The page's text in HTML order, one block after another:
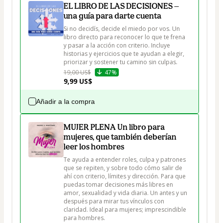
EL LIBRO DE LAS DECISIONES —
una guía para darte cuenta
Si no decidís, decide el miedo por vos. Un
libro directo para reconocer lo que te frena
y pasar a la acción con criterio. Incluye
historias y ejercicios que te ayudan a elegir,
priorizar y sostener tu camino sin culpas.
19,00 US$
47%
9,99 US$
Añadir a la compra
MUJER PLENA Un libro para
mujeres, que también deberían
leer los hombres
Te ayuda a entender roles, culpa y patrones
que se repiten, y sobre todo cómo salir de
ahí con criterio, límites y dirección. Para que
puedas tomar decisiones más libres en
amor, sexualidad y vida diaria. Un antes y un
después para mirar tus vínculos con
claridad. Ideal para mujeres; imprescindible
para hombres.